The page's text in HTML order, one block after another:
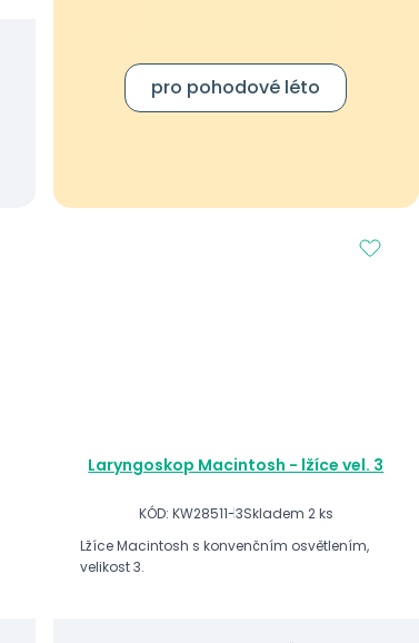
pro pohodové léto
Laryngoskop Macintosh - lžíce vel. 3
KÓD: KW28511-3Skladem 2 ks
Lžíce Macintosh s konvenčním osvětlením,
velikost 3.